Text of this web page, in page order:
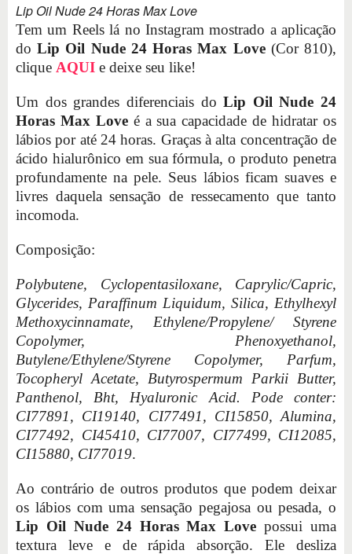
Lip Oil Nude 24 Horas Max Love
Tem um Reels lá no Instagram mostrado a aplicação
doLip Oil Nude 24 Horas Max Love(Cor 810),
clique AQUI e deixe seu like!
Um dos grandes diferenciais doLip Oil Nude 24
Horas Max Loveé a sua capacidade de hidratar os
lábios por até 24 horas. Graças à alta concentração de
ácido hialurônico em sua fórmula, o produto penetra
profundamente na pele. Seus lábios ficam suaves e
livres daquela sensação de ressecamento que tanto
incomoda.
Composição:
Polybutene, Cyclopentasiloxane, Caprylic/Capric,
Glycerides, Paraffinum Liquidum, Silica, Ethylhexyl
Methoxycinnamate, Ethylene/Propylene/ Styrene
Copolymer, Phenoxyethanol,
Butylene/Ethylene/Styrene Copolymer, Parfum,
Tocopheryl Acetate, Butyrospermum Parkii Butter,
Panthenol, Bht, Hyaluronic Acid. Pode conter:
CI77891, CI19140, CI77491, CI15850, Alumina,
CI77492, CI45410, CI77007, CI77499, CI12085,
CI15880, CI77019.
Ao contrário de outros produtos que podem deixar
os lábios com uma sensação pegajosa ou pesada, o
Lip Oil Nude 24 Horas Max Love possui uma
textura leve e de rápida absorção. Ele desliza